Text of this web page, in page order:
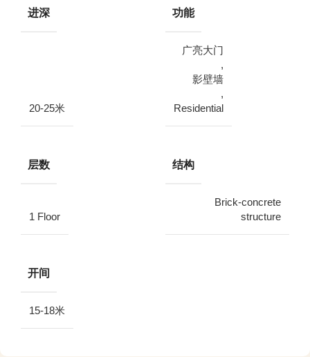
进深
20-25米
功能
广亮大门
,
影壁墙
,
Residential
层数
1 Floor
结构
Brick-concrete
structure
开间
15-18米